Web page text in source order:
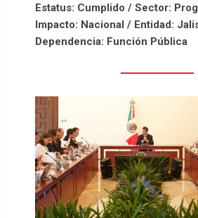
Estatus: Cumplido / Sector:
Impacto: Nacional / Entidad:
Dependencia: Función Pública